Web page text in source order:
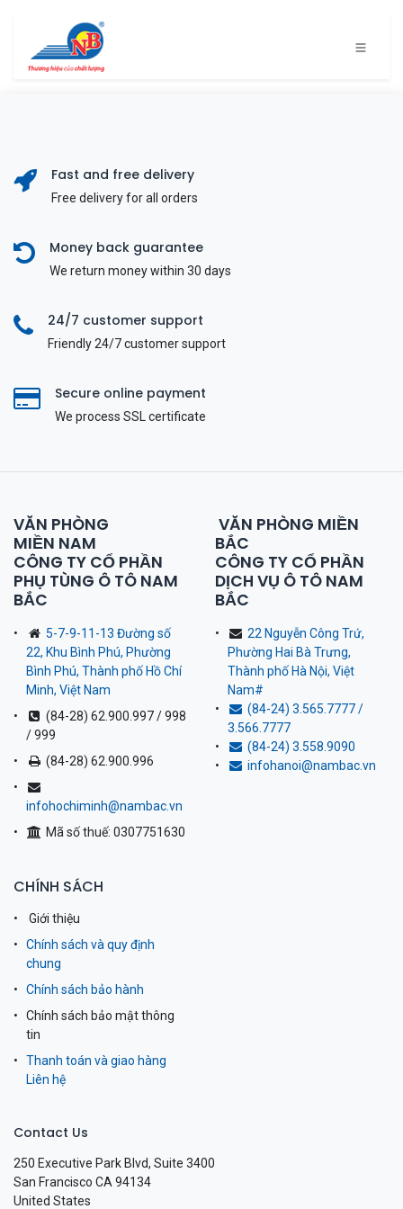
Fast and free delivery
Free delivery for all orders
Money back guarantee
We return money within 30 days
24/7 customer support
Friendly 24/7 customer support
Secure online payment
We process SSL сertificate
VĂN PHÒNG
MIỀN NAM
CÔNG TY CỔ PHẦN
PHỤ TÙNG Ô TÔ NAM
BẮC
5-7-9-11-13 Đường số
22, Khu Bình Phú, Phường
Bình Phú, Thành phố Hồ Chí
Minh, Việt Nam
(84-28) 62.900.997 / 998
/ 999
(84-28) 62.900.996
infohochiminh@nambac.vn
Mã số thuế: 0307751630
VĂN PHÒNG MIỀN
BẮC
CÔNG TY CỔ PHẦN
DỊCH VỤ Ô TÔ NAM
BẮC
22 Nguyễn Công Trứ,
Phường Hai Bà Trưng,
Thành phố Hà Nội, Việt
Nam#
(84-24) 3.565.7777 /
3.566.7777
(84-24) 3.558.9090
infohanoi@nambac.vn
CHÍNH SÁCH
Giới thiệu
Chính sách và quy định
chung
Chính sách bảo hành
Chính sách bảo mật thông
tin
Thanh toán và giao hàng
Liên hệ
Contact Us
250 Executive Park Blvd, Suite 3400
San Francisco CA 94134
United States